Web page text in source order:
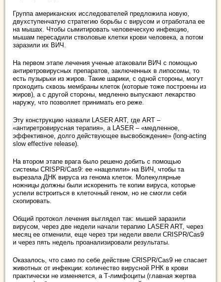
Группа американских исследователей предложила новую,
двухступенчатую стратегию борьбы с вирусом и отработала ее
на мышах. Чтобы сымитировать человеческую инфекцию,
мышам пересадили стволовые клетки крови человека, а потом
заразили их ВИЧ.
На первом этапе лечения ученые атаковали ВИЧ с помощью
антиретровирусных препаратов, заключенных в липосомы, то
есть пузырьки из жиров. Такие шарики, с одной стороны, могут
проходить сквозь мембраны клеток (которые тоже построены из
жиров), а с другой стороны, медленно выпускают лекарство
наружу, что позволяет принимать его реже.
Эту конструкцию назвали LASER ART, где ART –
«антиретровирусная терапия», а LASER – «медленное,
эффективное, долго действующее высвобождение» (long-acting
slow effective release).
На втором этапе врага было решено добить с помощью
системы CRISPR/Cas9: ее «нацелили» на ВИЧ, чтобы та
вырезала ДНК вируса из генома клеток. Молекулярные
ножницы должны были искоренить те копии вируса, которые
успели встроиться в клеточный геном, но не смогли себя
скопировать.
Общий протокол лечения выглядел так: мышей заразили
вирусом, через две недели начали терапию LASER ART, через
месяц ее отменили, еще через три недели ввели CRISPR/Cas9
и через пять недель проанализировали результаты.
Оказалось, что само по себе действие CRISPR/Cas9 не спасает
животных от инфекции: количество вирусной РНК в крови
практически не изменяется, а Т-лимфоциты (главная жертва